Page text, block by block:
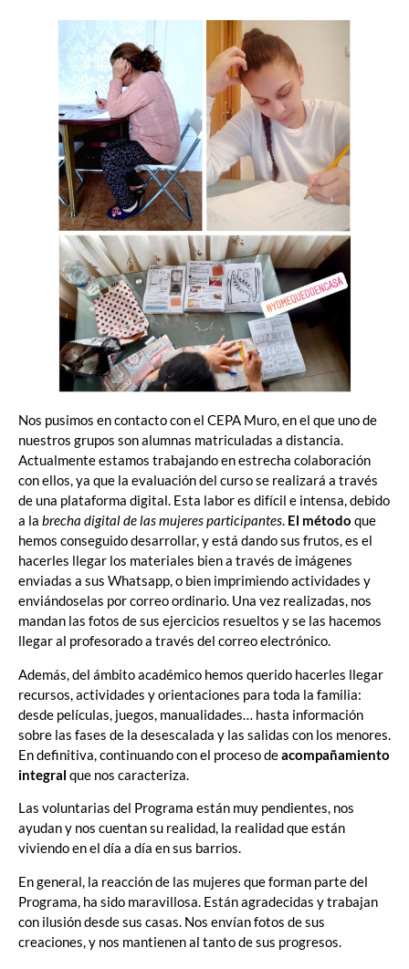
Nos pusimos en contacto con el CEPA Muro, en el que uno de
nuestros grupos son alumnas matriculadas a distancia.
Actualmente estamos trabajando en estrecha colaboración
con ellos, ya que la evaluación del curso se realizará a través
de una plataforma digital. Esta labor es difícil e intensa, debido
a la brecha digital de las mujeres participantes. El método que
hemos conseguido desarrollar, y está dando sus frutos, es el
hacerles llegar los materiales bien a través de imágenes
enviadas a sus Whatsapp, o bien imprimiendo actividades y
enviándoselas por correo ordinario. Una vez realizadas, nos
mandan las fotos de sus ejercicios resueltos y se las hacemos
llegar al profesorado a través del correo electrónico.
Además, del ámbito académico hemos querido hacerles llegar
recursos, actividades y orientaciones para toda la familia:
desde películas, juegos, manualidades… hasta información
sobre las fases de la desescalada y las salidas con los menores.
En definitiva, continuando con el proceso deacompañamiento
integral que nos caracteriza.
Las voluntarias del Programa están muy pendientes, nos
ayudan y nos cuentan su realidad, la realidad que están
viviendo en el día a día en sus barrios.
En general, la reacción de las mujeres que forman parte del
Programa, ha sido maravillosa. Están agradecidas y trabajan
con ilusión desde sus casas. Nos envían fotos de sus
creaciones, y nos mantienen al tanto de sus progresos.